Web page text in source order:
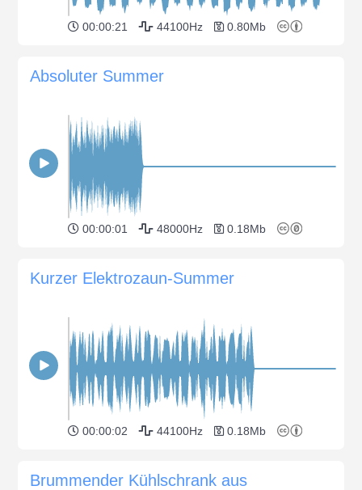
00:00:21 44100Hz 0.80Mb
Absoluter Summer
00:00:01 48000Hz 0.18Mb
Kurzer Elektrozaun-Summer
00:00:02 44100Hz 0.18Mb
Brummender Kühlschrank aus